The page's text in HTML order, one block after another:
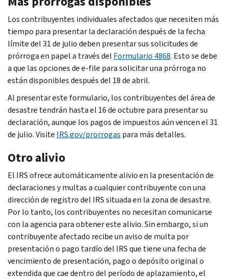
Los contribuyentes individuales afectados que necesiten más
tiempo para presentar la declaración después de la fecha
límite del 31 de julio deben presentar sus solicitudes de
prórroga en papel a través del Formulario 4868. Esto se debe
a que las opciones de e-file para solicitar una prórroga no
están disponibles después del 18 de abril.
Al presentar este formulario, los contribuyentes del área de
desastre tendrán hasta el 16 de octubre para presentar su
declaración, aunque los pagos de impuestos aún vencen el 31
de julio. Visite IRS.gov/prorrogas para más detalles.
Otro alivio
El IRS ofrece automáticamente alivio en la presentación de
declaraciones y multas a cualquier contribuyente con una
dirección de registro del IRS situada en la zona de desastre.
Por lo tanto, los contribuyentes no necesitan comunicarse
con la agencia para obtener este alivio. Sin embargo, si un
contribuyente afectado recibe un aviso de multa por
presentación o pago tardío del IRS que tiene una fecha de
vencimiento de presentación, pago o depósito original o
extendida que cae dentro del período de aplazamiento, el